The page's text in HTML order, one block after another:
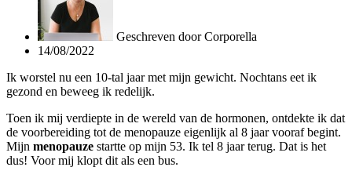
Geschreven doorCorporella
14/08/2022
Ik worstel nu een 10-tal jaar met mijn gewicht. Nochtans eet ik
gezond en beweeg ik redelijk.
Toen ik mij verdiepte in de wereld van de hormonen, ontdekte ik dat
de voorbereiding tot de menopauze eigenlijk al 8 jaar vooraf begint.
Mijn menopauze startte op mijn 53. Ik tel 8 jaar terug. Dat is het
dus! Voor mij klopt dit als een bus.